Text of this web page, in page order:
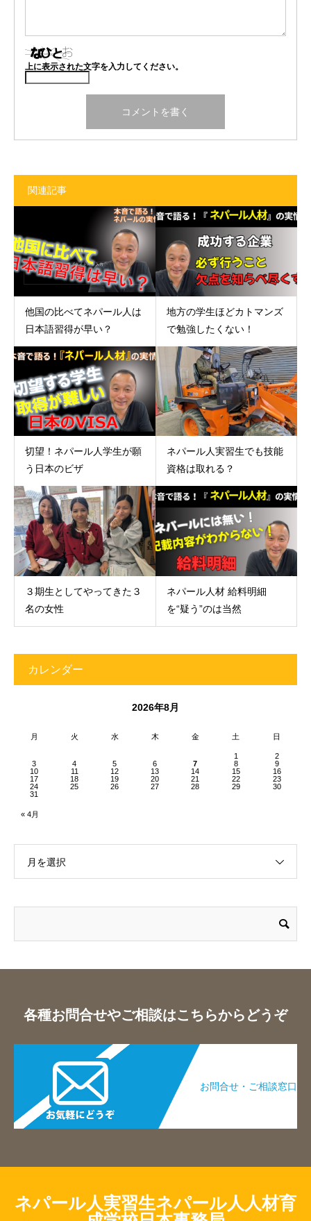
上に表示された文字を入力してください。
関連記事
他国の比べてネパール人は
日本語習得が早い？
地方の学生ほどカトマンズ
で勉強したくない！
切望！ネパール人学生が願
う日本のビザ
ネパール人実習生でも技能
資格は取れる？
３期生としてやってきた３
名の女性
ネパール人材 給料明細
を“疑う”のは当然
カレンダー
2026年8月
月 火 水 木 金 土 日
« 4月
1
2
3
4 5 6 7 8
9
10
11 12 13 14 15
16
17
18 19 20 21 22
23
24
25 26 27 28 29
30
31
月を選択
各種お問合せやご相談はこちらからどうぞ
お問合せ・ご相談窓口​
ネパール人実習生ネパール人人材育